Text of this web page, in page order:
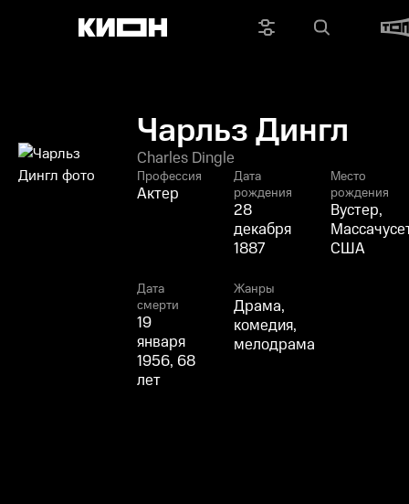
Чарльз Дингл
Charles Dingle
Профессия
Актер
Дата
рождения
28
декабря
1887
Место
рождения
Вустер,
США
Дата
смерти
19
января
1956, 68
лет
Жанры
Драма,
комедия,
мелодрама